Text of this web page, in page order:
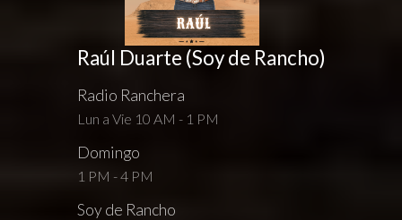
Raúl Duarte (Soy de Rancho)
Radio Ranchera
Lun a Vie 10 AM - 1 PM
Domingo
1 PM - 4 PM
Soy de Rancho